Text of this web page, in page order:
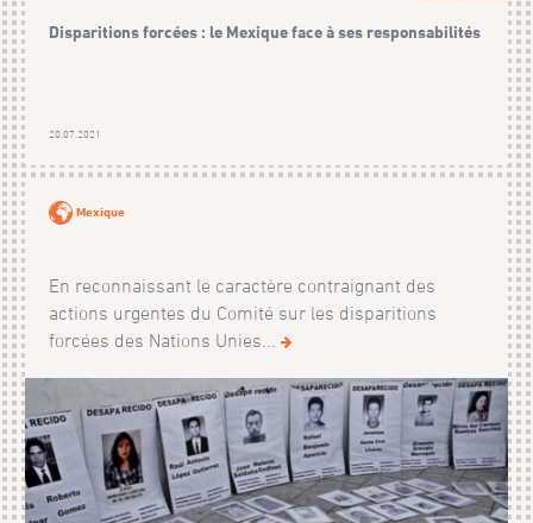
Disparitions forcées : le Mexique face à ses responsabilités
20.07.2021
Mexique
En reconnaissant le caractère contraignant des
actions urgentes du Comité sur les disparitions
forcées des Nations Unies...